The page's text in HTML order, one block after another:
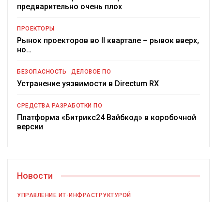
предварительно очень плох
ПРОЕКТОРЫ
Рынок проекторов во II квартале – рывок вверх,
но…
БЕЗОПАСНОСТЬ ДЕЛОВОЕ ПО
Устранение уязвимости в Directum RX
СРЕДСТВА РАЗРАБОТКИ ПО
Платформа «Битрикс24 Вайбкод» в коробочной
версии
Новости
УПРАВЛЕНИЕ ИТ-ИНФРАСТРУКТУРОЙ